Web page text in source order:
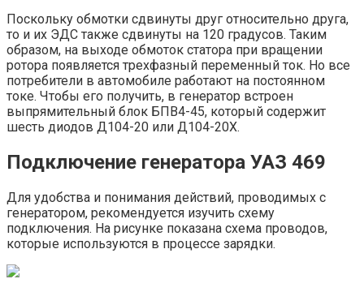
Поскольку обмотки сдвинуты друг относительно друга,
то и их ЭДС также сдвинуты на 120 градусов. Таким
образом, на выходе обмоток статора при вращении
ротора появляется трехфазный переменный ток. Но все
потребители в автомобиле работают на постоянном
токе. Чтобы его получить, в генератор встроен
выпрямительный блок БПВ4-45, который содержит
шесть диодов Д104-20 или Д104-20Х.
Подключение генератора УАЗ 469
Для удобства и понимания действий, проводимых с
генератором, рекомендуется изучить схему
подключения. На рисунке показана схема проводов,
которые используются в процессе зарядки.